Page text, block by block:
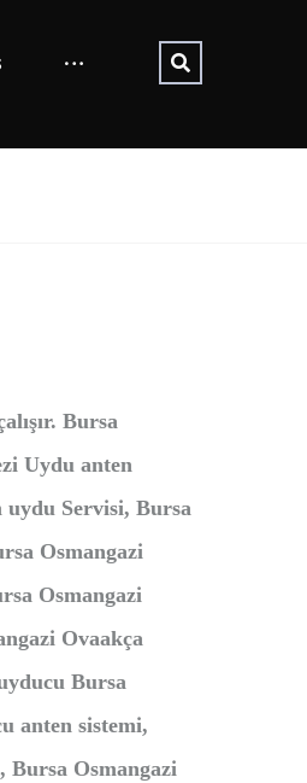
Bursa
Uydu anten
uydu Servisi, Bursa
Osmangazi
Osmangazi
Ovaakça
Bursa
anten sistemi,
Osmangazi